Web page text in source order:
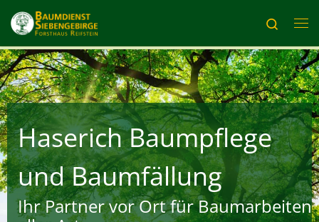
Zum Inhalt springen
Search
Haserich Baumpflege
und Baumfällung
Ihr Partner vor Ort für Baumarbeiten